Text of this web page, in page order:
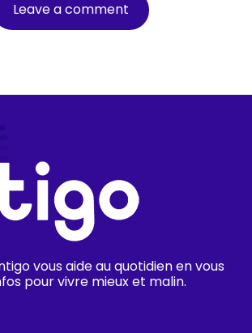
vous aide au quotidien en vous
pour vivre mieux et malin.